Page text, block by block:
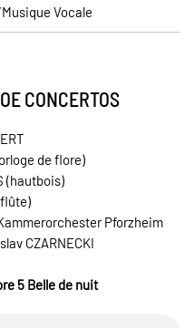
Vocale
CONCERTOS
de flore)
(hautbois)
Pforzheim
CZARNECKI
5 Belle de nuit